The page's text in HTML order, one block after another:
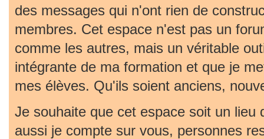
des messages qui n'ont rien de
membres. Cet espace n'est pas un
comme les autres, mais un véritable
intégrante de ma formation et que je
mes élèves. Qu'ils soient anciens,
Je souhaite que cet espace soit un lieu
aussi je compte sur vous, personnes